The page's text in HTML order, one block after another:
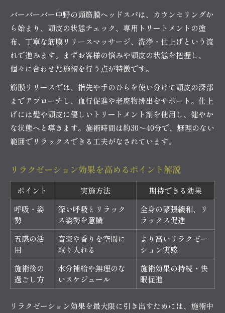
バーバーバー中野の頭筋膜ヘッドスパは、カウンセリングか
ら始まり、頭皮の状態チェック、専用トリートメントの塗
布、丁寧な筋膜リリースマッサージ、洗浄・仕上げという流
れで進みます。まずお客様の悩みや頭皮の状態を把握し、
個々に合わせた施術を行う点が特徴です。
筋膜リリースでは、指先や手のひらを使い分けて頭皮の深部
までアプローチし、血行促進や老廃物排出をサポート。仕上
げには髪や頭皮に優しいトリートメント剤を使用し、健やか
な状態へと導きます。施術時間は約30～40分で、無理のない
範囲でリラックスできる工夫がなされています。
リラクゼーション効果を高めるポイント解説
ポイント 実施方法
期待できる効果
呼吸・姿
勢
深い呼吸とリラック
ス姿勢を意識
全身の緊張緩和、リ
ラックス促進
五感の活
用
音楽や香りを空間に
取り入れる
より高いリラクゼー
ション実感
施術後の
過ごし方
水分補給や無理のな
いスケジュール
施術効果の持続・快
眠促進
リラクゼーション効果を最大限に引き出すためには、施術中